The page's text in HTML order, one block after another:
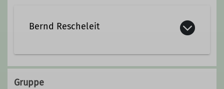
Bernd Rescheleit
bernd.rescheleit@dav-
Gruppe